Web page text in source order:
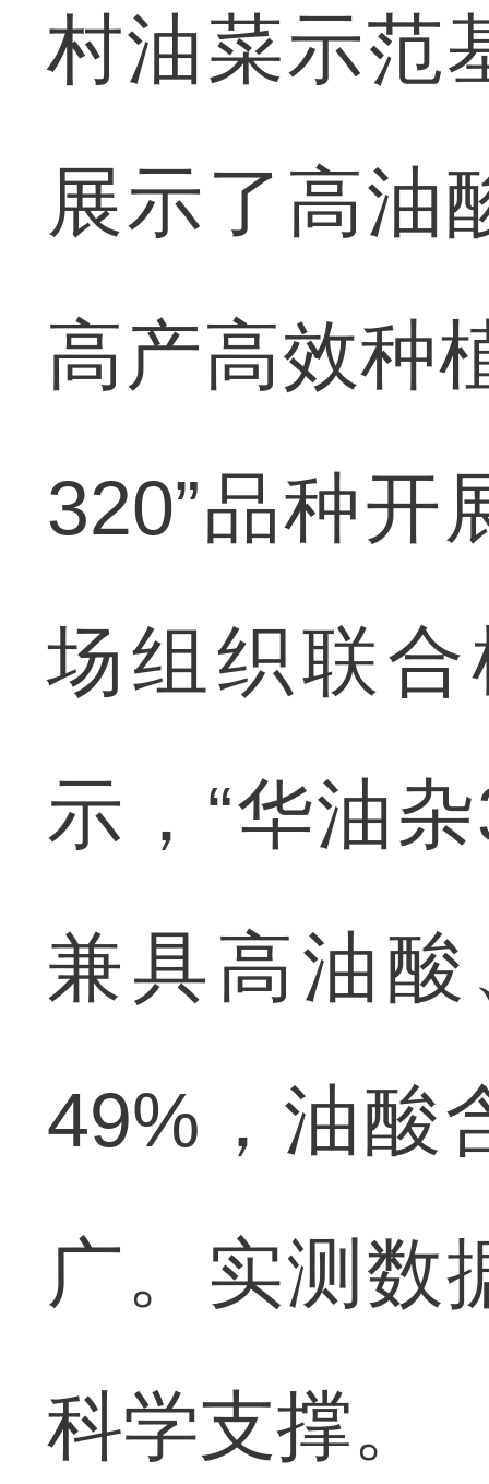
村油菜示范
展示了高油
高产高效种
320”品种开
场组织联
示，“华油
兼具高油
49%，油酸
广。实测数
科学支撑。